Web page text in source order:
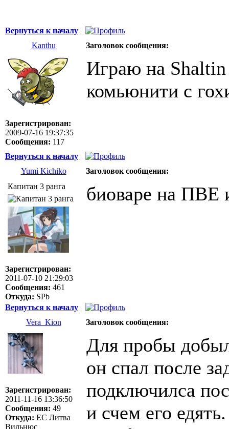
Вернуться к началу
Kanthu
Заголовок сообщения:
Зарегистрирован:
2009-07-16 19:37:35
Сообщения: 117
Играю на
комьюнити с
Вернуться к началу
Yumi Kichiko
Заголовок сообщения:
Капитан 3 ранга
Зарегистрирован:
2011-07-10 21:29:03
Сообщения: 461
Откуда: SPb
биоваре на ПВЕ
Вернуться к началу
Vera_Kion
Заголовок сообщения:
Зарегистрирован:
2011-11-16 13:36:50
Сообщения: 49
Откуда: ЕС Литва
Вильнюс
Для пробы
он спал после
подключилса
и счем его едять.